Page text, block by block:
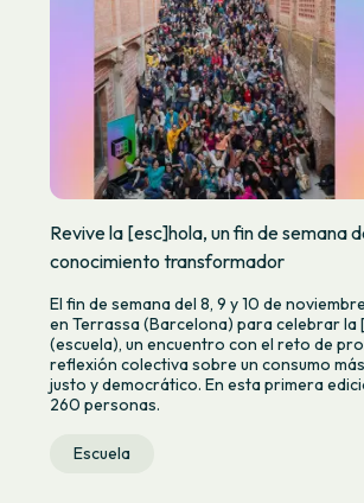
Revive la [esc]hola, un fin de semana
conocimiento transformador
El fin de semana del 8, 9 y 10 de
en Terrassa (Barcelona) para celebrar la
(escuela), un encuentro con el reto de
reflexión colectiva sobre un consumo
justo y democrático. En esta primera
260 personas.
Escuela